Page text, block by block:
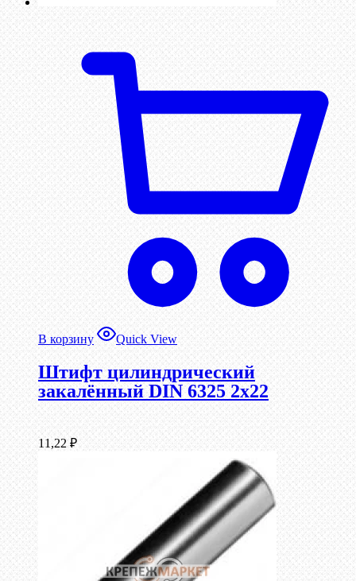
В корзину Quick View
Штифт цилиндрический
закалённый DIN 6325 2х22
11,22 ₽